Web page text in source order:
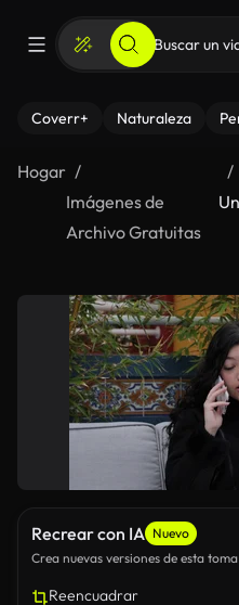
Coverr+ Naturaleza
Hogar
Imágenes de
Archivo Gratuitas
Recrear con IA Nuevo
Crea nuevas versiones de esta
Reencuadrar